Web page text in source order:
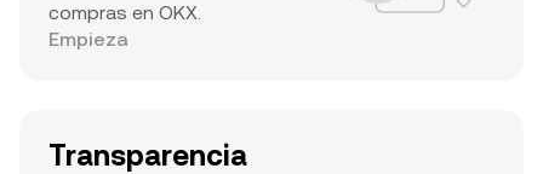
compras en OKX.
Empieza
Transparencia